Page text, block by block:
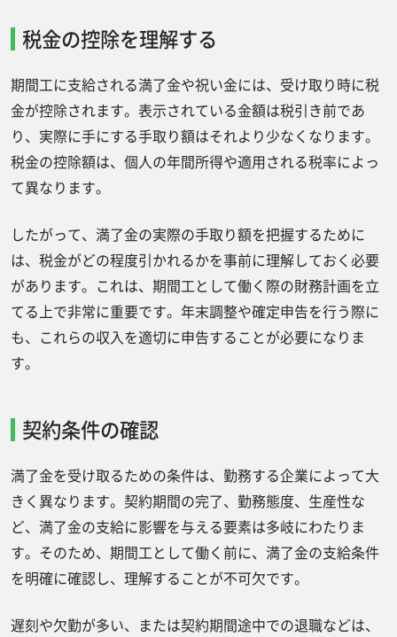
税金の控除を理解する
期間工に支給される満了金や祝い金には、受け取り時に税
金が控除されます。表示されている金額は税引き前であ
り、実際に手にする手取り額はそれより少なくなります。
税金の控除額は、個人の年間所得や適用される税率によっ
て異なります。
したがって、満了金の実際の手取り額を把握するために
は、税金がどの程度引かれるかを事前に理解しておく必要
があります。これは、期間工として働く際の財務計画を立
てる上で非常に重要です。年末調整や確定申告を行う際に
も、これらの収入を適切に申告することが必要になりま
す。
契約条件の確認
満了金を受け取るための条件は、勤務する企業によって大
きく異なります。契約期間の完了、勤務態度、生産性な
ど、満了金の支給に影響を与える要素は多岐にわたりま
す。そのため、期間工として働く前に、満了金の支給条件
を明確に確認し、理解することが不可欠です。
遅刻や欠勤が多い、または契約期間途中での退職などは、